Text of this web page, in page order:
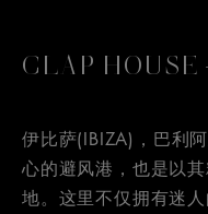
CLAP
伊比萨(IBIZA)，巴利
心的避风港，也是以
地。这里不仅拥有迷